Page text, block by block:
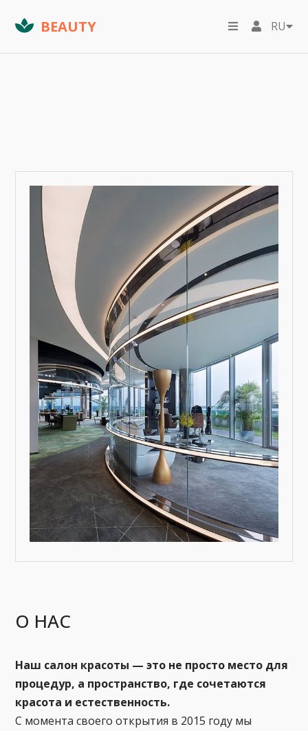
BEAUTY RU
О НАС
Наш салон красоты — это не просто место для
процедур, а пространство, где сочетаются
красота и естественность.
С момента своего открытия в 2015 году мы